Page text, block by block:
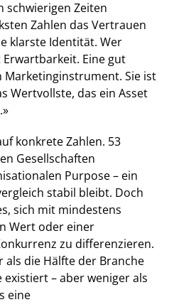
schwierigen Zeiten
Zahlen das Vertrauen
klarste Identität. Wer
Eine gut
Marketinginstrument. Sie ist
Wertvollste, das ein Asset
konkrete Zahlen. 53
Gesellschaften
Purpose – ein
stabil bleibt. Doch
sich mit mindestens
Wert oder einer
zu differenzieren.
die Hälfte der Branche
– aber weniger als
eine